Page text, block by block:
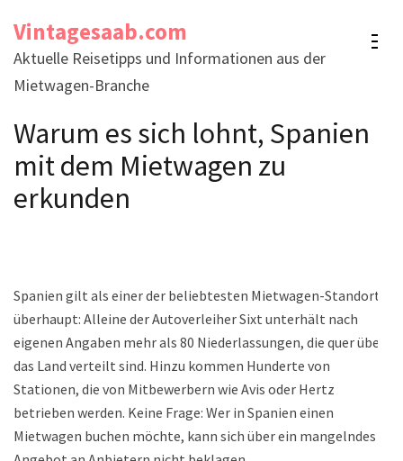
content
(Press
Vintagesaab.com
Aktuelle Reisetipps und Informationen aus der
Mietwagen-Branche
Warum es sich lohnt, Spanien
mit dem Mietwagen zu
erkunden
Spanien gilt als einer der beliebtesten Mietwagen-Standorte
überhaupt: Alleine der Autoverleiher Sixt unterhält nach
eigenen Angaben mehr als 80 Niederlassungen, die quer über
das Land verteilt sind. Hinzu kommen Hunderte von
Stationen, die von Mitbewerbern wie Avis oder Hertz
betrieben werden. Keine Frage: Wer in Spanien einen
Mietwagen buchen möchte, kann sich über ein mangelndes